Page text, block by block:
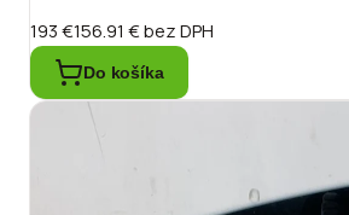
193 €156.91 €bez DPH
Do košíka